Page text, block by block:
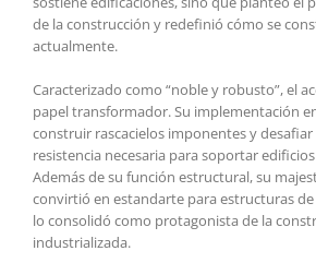
de la construcción y redefinió cómo se
actualmente.
Caracterizado como “noble y robusto”, el
papel transformador. Su implementación
construir rascacielos imponentes y desafiar
resistencia necesaria para soportar
Además de su función estructural, su
convirtió en estandarte para estructuras
lo consolidó como protagonista de la
industrializada.